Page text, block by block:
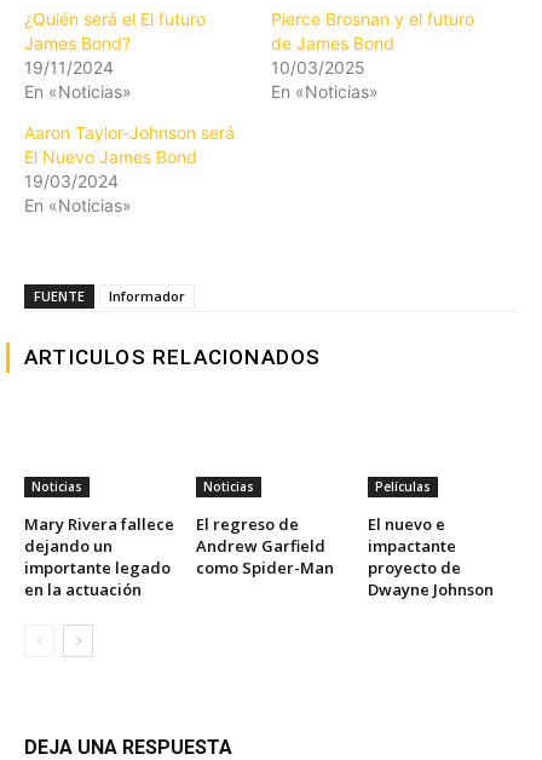
¿Quién será el El futuro
James Bond?
19/11/2024
En «Noticias»
Pierce Brosnan y el futuro
de James Bond
10/03/2025
En «Noticias»
Aaron Taylor-Johnson será
El Nuevo James Bond
19/03/2024
En «Noticias»
FUENTE Informador
ARTICULOS RELACIONADOS
Noticias
Mary Rivera fallece
dejando un
importante legado
en la actuación
Noticias
El regreso de
Andrew Garfield
como Spider-Man
Películas
El nuevo e
impactante
proyecto de
Dwayne Johnson
DEJA UNA RESPUESTA